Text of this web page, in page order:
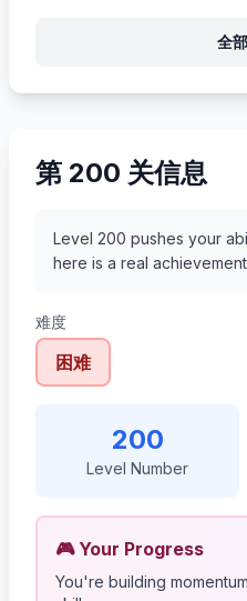
全
第 200 关信息
Level 200 pushes your
here is a real
难度
困难
200
Level Number
🎮 Your Progress
You're building